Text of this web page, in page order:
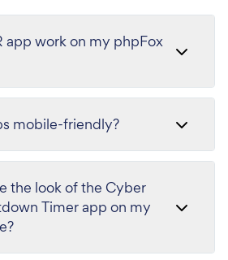
app work on my phpFox
mobile-friendly?
the look of the Cyber
Timer app on my